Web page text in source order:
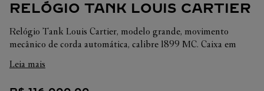
RELÓGIO TANK LOUIS CARTIER
Relógio Tank Louis Cartier, modelo grande, movimento
mecânico de corda automática, calibre 1899 MC. Caixa em
espessura: 8,18 mm. Mostrador prateado estampado com
Leia mais